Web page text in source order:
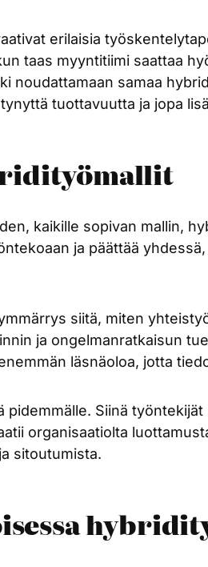
erilaisia
taas myyntitiimi saattaa
noudattamaan samaa
tuottavuutta ja jopa
kaikille sopivan mallin,
ja päättää
siitä, miten
ja ongelmanratkaisun
läsnäoloa, jotta
Siinä
organisaatiolta
sitoutumista.